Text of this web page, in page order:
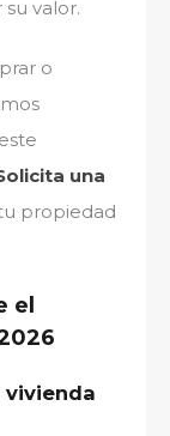
valor.
o
una
propiedad
el
vivienda